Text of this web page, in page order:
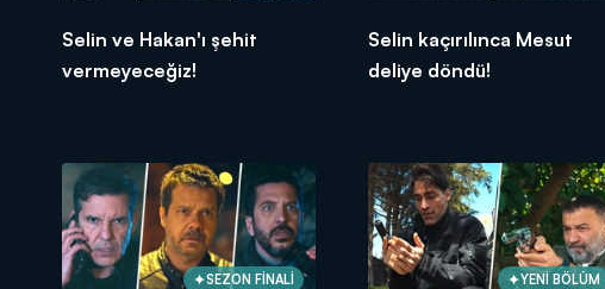
Selin ve Hakan'ı şehit
vermeyeceğiz!
Selin kaçırılınca Mesut
deliye döndü!
SEZON FİNALİ YENİ BÖLÜM